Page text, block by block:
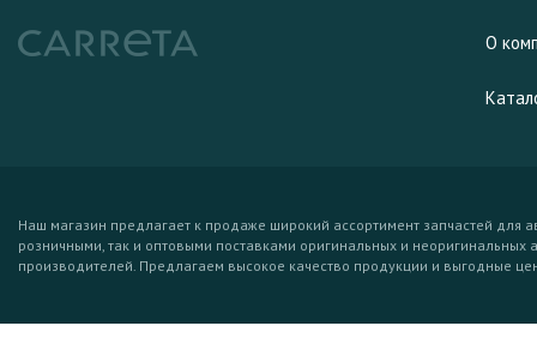
О
Наш магазин предлагает к продаже широкий ассортимент запчастей для
розничными, так и оптовыми поставками оригинальных и неоригинальных
производителей. Предлагаем высокое качество продукции и выгодные